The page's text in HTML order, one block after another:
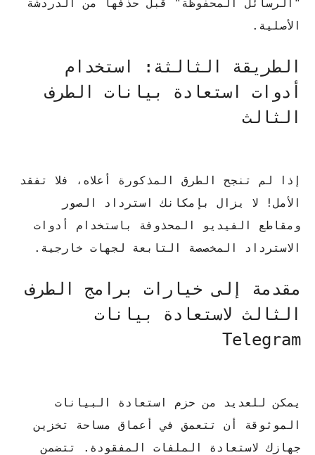
"الرسائل المحفوظة" قبل حذفها من الدردشة
الأصلية.
الطريقة الثالثة: استخدام
أدوات استعادة بيانات الطرف
الثالث
إذا لم تنجح الطرق المذكورة أعلاه، فلا تفقد
الأمل! لا يزال بإمكانك استرداد الصور
ومقاطع الفيديو المحذوفة باستخدام أدوات
الاسترداد المخصصة التابعة لجهات خارجية.
مقدمة إلى خيارات برامج الطرف
الثالث لاستعادة بيانات
Telegram
يمكن للعديد من حزم استعادة البيانات
الموثوقة أن تتعمق في أعماق مساحة تخزين
جهازك لاستعادة الملفات المفقودة.
تتضمن